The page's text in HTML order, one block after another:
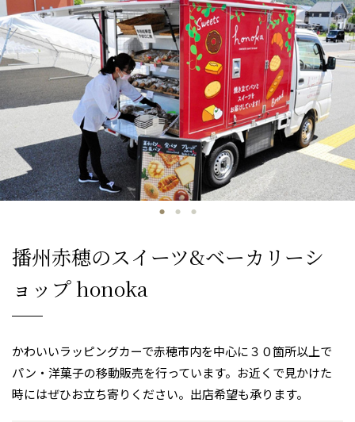
播州赤穂のスイーツ&ベーカリーシ
ョップ honoka
かわいいラッピングカーで赤穂市内を中心に３０箇所以上で
パン・洋菓子の移動販売を行っています。お近くで見かけた
時にはぜひお立ち寄りください。出店希望も承ります。